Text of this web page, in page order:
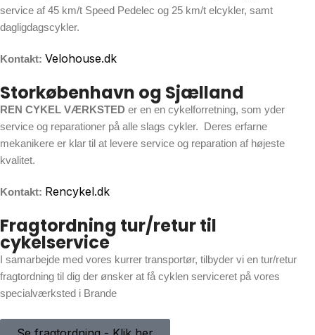
service af 45 km/t Speed Pedelec og 25 km/t elcykler, samt
dagligdagscykler.
Kontakt: Velohouse.dk
Storkøbenhavn og Sjælland
REN CYKEL VÆRKSTED er en en cykelforretning, som yder
service og reparationer på alle slags cykler. Deres erfarne
mekanikere er klar til at levere service og reparation af højeste
kvalitet.
Kontakt: Rencykel.dk
Fragtordning tur/retur til
cykelservice
I samarbejde med vores kurrer transportør, tilbyder vi en tur/retur
fragtordning til dig der ønsker at få cyklen serviceret på vores
specialværksted i Brande